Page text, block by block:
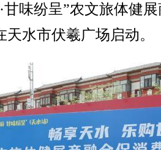
甘味纷呈”农文旅体健
水市伏羲广场启动。